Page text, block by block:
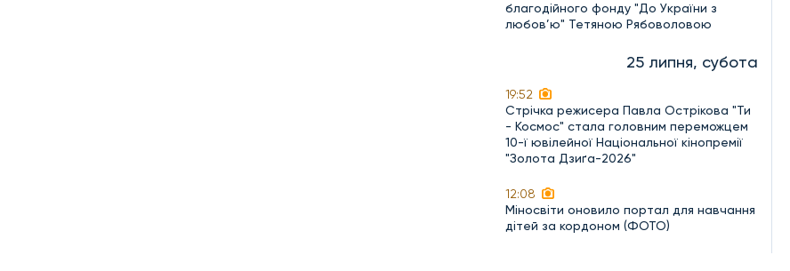
благодійного фонду "До України з
любов’ю" Тетяною Рябоволовою
25 липня, субота
19:52
Стрічка режисера Павла Острікова "Ти
- Космос" стала головним переможцем
10-ї ювілейної Національної кінопремії
"Золота Дзиґа-2026"
12:08
Міносвіти оновило портал для навчання
дітей за кордоном (ФОТО)